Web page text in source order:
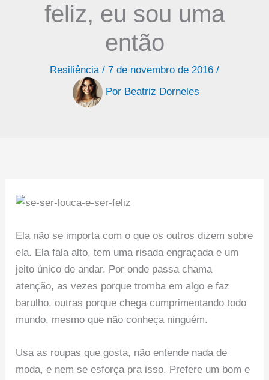
feliz, eu sou uma
então
Resiliência/ 7 de novembro de 2016 /
Por Beatriz Dorneles
Ela não se importa com o que os outros dizem sobre
ela. Ela fala alto, tem uma risada engraçada e um
jeito único de andar. Por onde passa chama
atenção, as vezes porque tromba em algo e faz
barulho, outras porque chega cumprimentando todo
mundo, mesmo que não conheça ninguém.
Usa as roupas que gosta, não entende nada de
moda, e nem se esforça pra isso. Prefere um bom e